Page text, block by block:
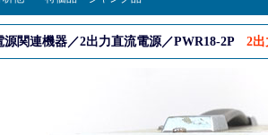
関連機器／2出力直流電源／PWR18-2P 2出